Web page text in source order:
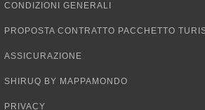
CONDIZIONI GENERALI
PROPOSTA CONTRATTO PACCHETTO
ASSICURAZIONE
SHIRUQ BY MAPPAMONDO
PRIVACY